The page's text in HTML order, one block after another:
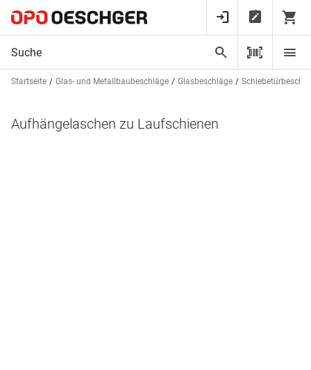
Startseite Glas- und Metallbaubeschläge Glasbeschläge
Aufhängelaschen zu Laufschienen